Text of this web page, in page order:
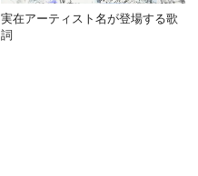
実在アーティスト名が登場する歌
詞